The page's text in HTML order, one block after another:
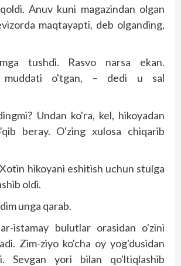
Anuv kuni magazindan olgan
maqtayapti, deb olganding,
tushdi. Rasvo narsa ekan.
muddati o'tgan, – dedi u sal
Undan ko'ra, kel, hikoyadan
beray. O'zing xulosa chiqarib
hikoyani eshitish uchun stulga
oldi.
unga qarab.
istamay bulutlar orasidan o'zini
Zim-ziyo ko'cha oy yog'dusidan
Sevgan yori bilan qo'ltiqlashib